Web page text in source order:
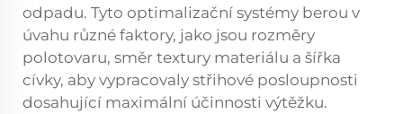
odpadu. Tyto optimalizační systémy berou v
úvahu různé faktory, jako jsou rozměry
polotovaru, směr textury materiálu a šířka
cívky, aby vypracovaly střihové posloupnosti
dosahující maximální účinnosti výtěžku.